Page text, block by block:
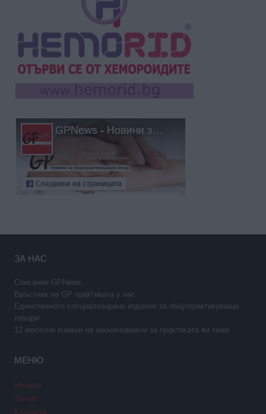
ЗА НАС
Списание GPNews
Връстник на GP практиката у нас
Единственото специализирано издание за общопрактикуващи
лекари
12 месечни книжки на жизненоважни за практиката ви теми
МЕНЮ
Начало
За нас
Контакти